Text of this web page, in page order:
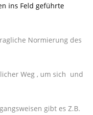
ins Feld geführte
Normierung des
Weg , um sich und
gibt es Z.B.